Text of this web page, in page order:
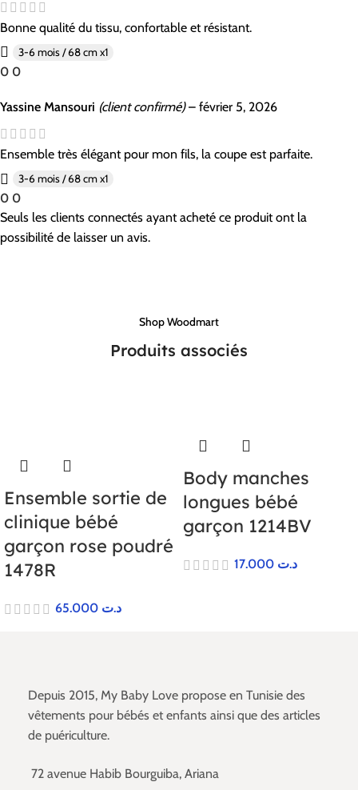
Bonne qualité du tissu, confortable et résistant.
3-6 mois / 68 cm x1
0 0
Yassine Mansouri (client confirmé) – février 5, 2026
Ensemble très élégant pour mon fils, la coupe est parfaite.
3-6 mois / 68 cm x1
0 0
Seuls les clients connectés ayant acheté ce produit ont la
possibilité de laisser un avis.
Shop Woodmart
Produits associés
Ensemble sortie de
clinique bébé
garçon rose poudré
1478R
د.ت
Body manches
longues bébé
garçon 1214BV
د.ت
Depuis 2015, My Baby Love propose en Tunisie des
vêtements pour bébés et enfants ainsi que des articles
de puériculture.
72 avenue Habib Bourguiba, Ariana